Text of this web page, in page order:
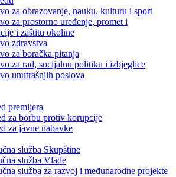
za obrazovanje, nauku, kulturu i sport
za prostorno uređenje, promet i
i zaštitu okoline
zdravstva
za boračka pitanja
za rad, socijalnu politiku i izbjeglice
unutrašnjih poslova
premijera
za borbu protiv korupcije
za javne nabavke
služba Skupštine
služba Vlade
služba za razvoj i međunarodne projekte